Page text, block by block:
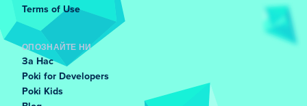
Terms of Use
ОПОЗНАЙТЕ НИ
За Нас
Poki for Developers
Poki Kids